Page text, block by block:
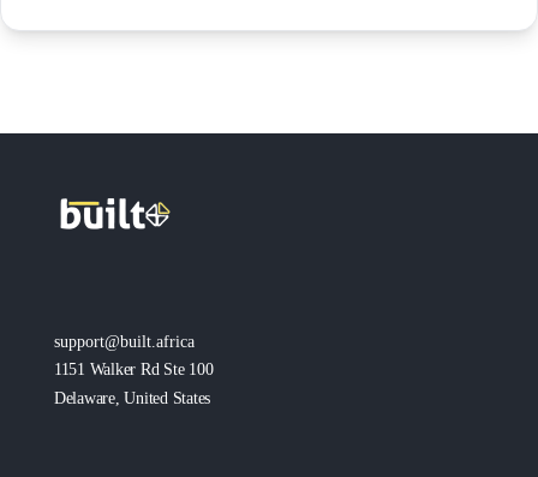
support@built.africa
1151 Walker Rd Ste 100
Delaware, United States